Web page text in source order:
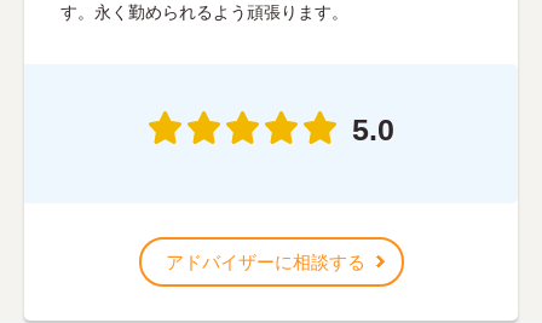
す。永く勤められるよう頑張ります。
5.0
アドバイザーに相談する